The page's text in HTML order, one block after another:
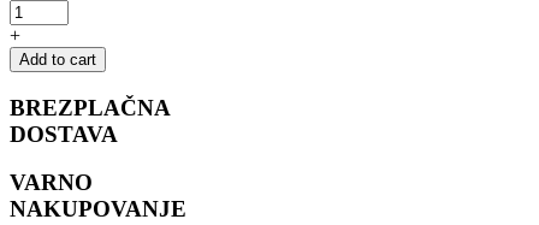
+
Add to cart
BREZPLAČNA
DOSTAVA
VARNO
NAKUPOVANJE